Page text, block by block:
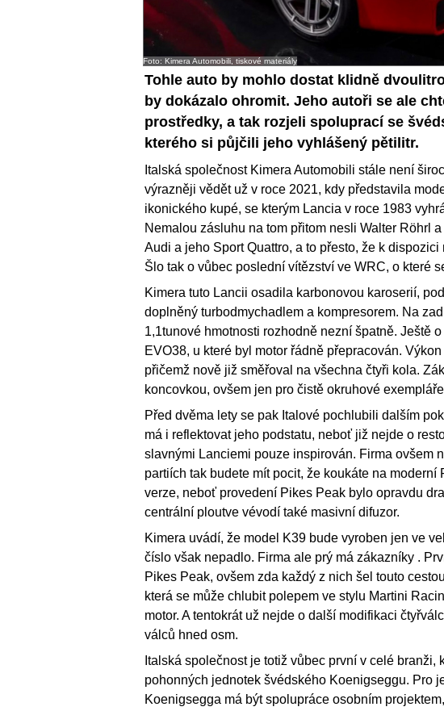
Foto: Kimera Automobili, tiskové materiály
Tohle auto by mohlo dostat klidně
by dokázalo ohromit. Jeho autoři se ale
prostředky, a tak rozjeli spoluprací se
kterého si půjčili jeho vyhlášený pětilitr.
Italská společnost Kimera Automobili stále není
výrazněji vědět už v roce 2021, kdy představila
ikonického kupé, se kterým Lancia v roce 1983
Nemalou zásluhu na tom přitom nesli Walter Röhrl
Audi a jeho Sport Quattro, a to přesto, že k
Šlo tak o vůbec poslední vítězství ve WRC, o které
Kimera tuto Lancii osadila karbonovou karoserií,
doplněný turbodmychadlem a kompresorem. Na
1,1tunové hmotnosti rozhodně nezní špatně. Ještě
EVO38, u které byl motor řádně přepracován.
přičemž nově již směřoval na všechna čtyři kola.
koncovkou, ovšem jen pro čistě okruhové
Před dvěma lety se pak Italové pochlubili dalším
má i reflektovat jeho podstatu, neboť již nejde o
slavnými Lanciemi pouze inspirován. Firma ovšem
partiích tak budete mít pocit, že koukáte na
verze, neboť provedení Pikes Peak bylo opravdu
centrální ploutve vévodí také masivní difuzor.
Kimera uvádí, že model K39 bude vyroben jen ve
číslo však nepadlo. Firma ale prý má zákazníky .
Pikes Peak, ovšem zda každý z nich šel touto
která se může chlubit polepem ve stylu Martini
motor. A tentokrát už nejde o další modifikaci
válců hned osm.
Italská společnost je totiž vůbec první v celé branži,
pohonných jednotek švédského Koenigseggu. Pro
Koenigsegga má být spolupráce osobním